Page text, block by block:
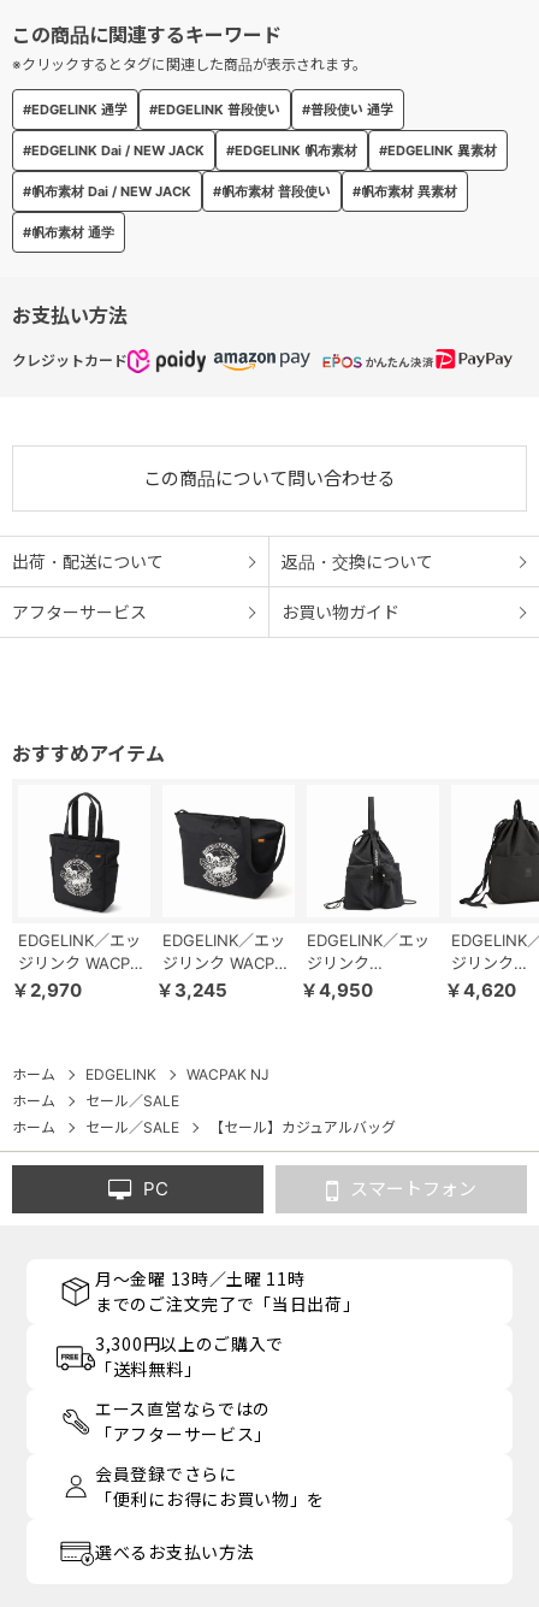
● 安心のセキュリティ仕様
ファスナー付きの開口部は、防犯面でも安心。
● 通学や旅行にも対応
普段使いはもちろん、通学や旅行など幅広いシーンで活躍。
個性的なデザインと実用性を兼ね備えたバッグです。
CDジャケットやアニメーションMV、アパレルブランドとのコラボ
アイテムなど、多方面で活躍中。
お支払い方法
クレジットカード
この商品について問い合わせる
出荷・配送について 返品・交換について
アフターサービス お買い物ガイド
#EDGELINK 通学 #EDGELINK 普段使い #普段使い 通学
#EDGELINK Dai / NEW JACK #EDGELINK 帆布素材 #EDGELINK 異素材
#帆布素材 Dai / NEW JACK #帆布素材 普段使い #帆布素材 異素材
#帆布素材 通学
※クリックするとタグに関連した商品が表示されます。
EDGELINK／エッ
ジリンク WACPAK
NJ トートバッグ
￥2,970
EDGELINK／エッ
ジリンク WACPAK
NJ ショルダーバ
￥3,245
EDGELINK／エッ
ジリンク
NAMPAK ポケッ
￥4,950
EDGELINK
ジリンク
￥4,620
ホーム EDGELINK
WACPAK NJ
ホーム
セール／SALE
ホーム
セール／SALE 【セール】カジュアルバッグ
PC スマートフォン
月～金曜 13時／土曜 11時
までのご注文完了で「当日出荷」
3,300円以上のご購入で
「送料無料」
エース直営ならではの
「アフターサービス」
会員登録でさらに
「便利にお得にお買い物」を
選べるお支払い方法